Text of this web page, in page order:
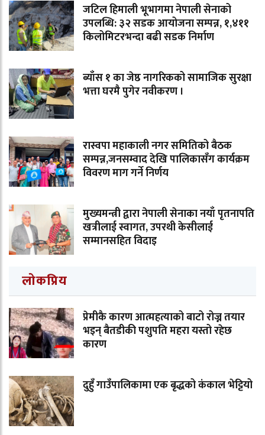
जटिल हिमाली भूभागमा नेपाली सेनाको
उपलब्धि: ३२ सडक आयोजना सम्पन्न, १,४११
किलोमिटरभन्दा बढी सडक निर्माण
ब्याँस १ का जेष्ठ नागरिकको सामाजिक सुरक्षा
भत्ता घरमै पुगेर नवीकरण ।
रास्वपा महाकाली नगर समितिको बैठक
सम्पन्न,जनसम्वाद देखि पालिकासँग कार्यक्रम
विवरण माग गर्ने निर्णय
मुख्यमन्त्री द्वारा नेपाली सेनाका नयाँ पृतनापति
खत्रीलाई स्वागत, उपरथी केसीलाई
सम्मानसहित विदाइ
लोकप्रिय
प्रेमीकै कारण आत्महत्याको बाटो रोज्न तयार
भइन् बैतडीकी पशुपति महरा यस्तो रहेछ
कारण
दुहुँ गाउँपालिकामा एक बृद्धको कंकाल भेट्टियो